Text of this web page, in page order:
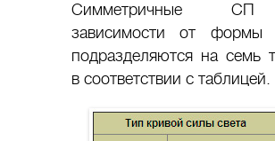
Симметричные
зависимости от
подразделяются на семь
в соответствии с таблицей.